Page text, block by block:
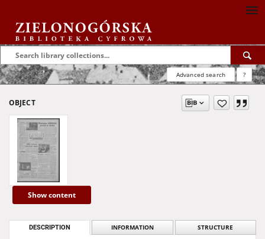
Advanced search ?
OBJECT
Show content
DESCRIPTION INFORMATION STRUCTURE